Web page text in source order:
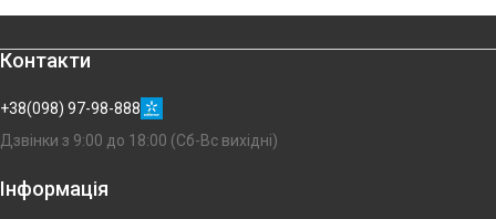
Контакти
+38(098) 97-98-888
Дзвінки з 9:00 до 18:00 (Сб-Вс вихідні)
Інформація